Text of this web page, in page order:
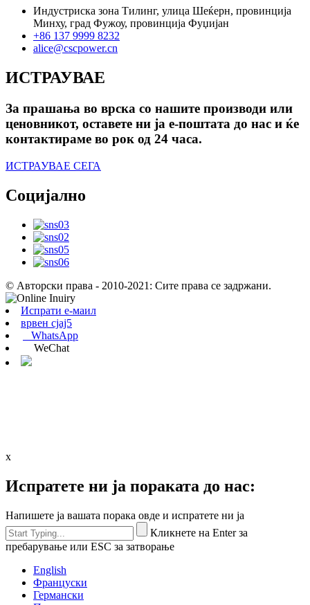
Индустриска зона Тилинг, улица Шеќерн, провинција
Минху, град Фужоу, провинција Фуџијан
+86 137 9999 8232
alice@cscpower.cn
ИСТРАУВАЕ
За прашања во врска со нашите производи или
ценовникот, оставете ни ја е-поштата до нас и ќе
контактираме во рок од 24 часа.
ИСТРАУВАЕ СЕГА
Социјално
© Авторски права - 2010-2021: Сите права се задржани.
Испрати е-маил
врвен сјај5
WhatsApp
WeChat
x
Испратете ни ја пораката до нас:
Напишете ја вашата порака овде и испратете ни ја
Кликнете на Enter за
пребарување или ESC за затворање
English
Француски
Германски